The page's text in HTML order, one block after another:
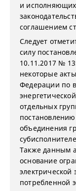
и
соглашением
Следует
силу
10.11.2017 №
некоторые
Федерации по
отдельных
объединения
Также данным
основание
электрической
потребленной